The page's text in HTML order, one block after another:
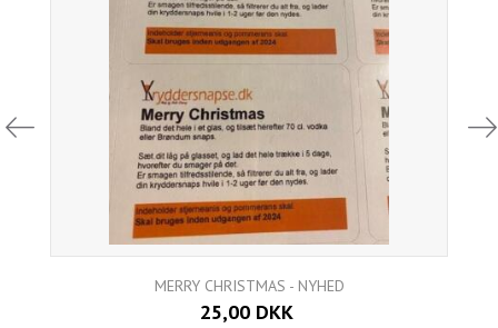
MERRY CHRISTMAS - NYHED
25,00 DKK